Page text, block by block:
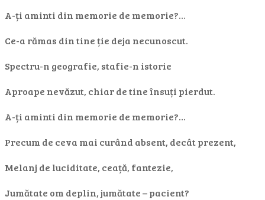
A-ți aminti din memorie de memorie?…
Ce-a rămas din tine ție deja necunoscut.
Spectru-n geografie, stafie-n istorie
Aproape nevăzut, chiar de tine însuți pierdut.
A-ți aminti din memorie de memorie?…
Precum de ceva mai curând absent, decât prezent,
Melanj de luciditate, ceață, fantezie,
Jumătate om deplin, jumătate – pacient?